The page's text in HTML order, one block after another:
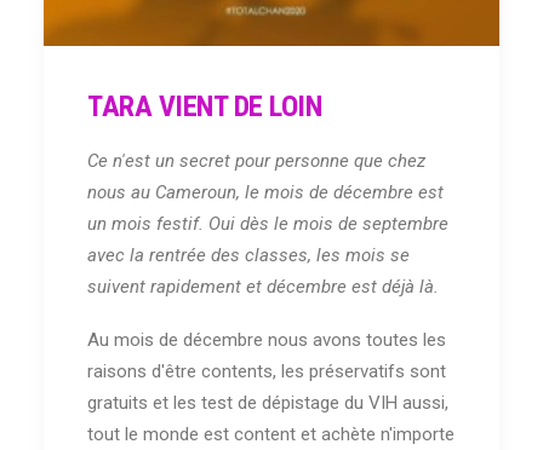
TARA VIENT DE LOIN
Ce n'est un secret pour personne que chez
nous au Cameroun, le mois de décembre est
un mois festif. Oui dès le mois de septembre
avec la rentrée des classes, les mois se
suivent rapidement et décembre est déjà là.
Au mois de décembre nous avons toutes les
raisons d'être contents, les préservatifs sont
gratuits et les test de dépistage du VIH aussi,
tout le monde est content et achète n'importe